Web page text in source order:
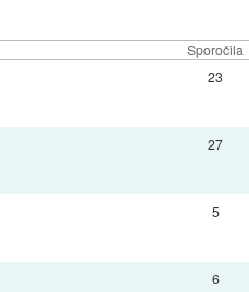
Sporočila
23
27
5
6